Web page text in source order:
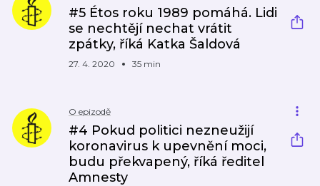
#5 Étos roku 1989 pomáhá. Lidi
se nechtějí nechat vrátit
zpátky, říká Katka Šaldová
27. 4. 2020 35 min
O epizodě
#4 Pokud politici nezneužijí
koronavirus k upevnění moci,
budu překvapený, říká ředitel
Amnesty